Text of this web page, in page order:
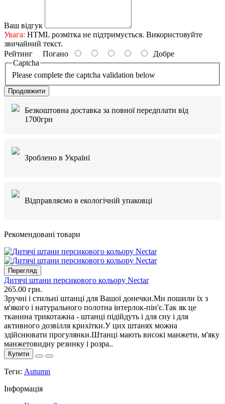
Ваш відгук
Увага: HTML розмітка не підтримується. Використовуйте
звичайний текст.
Рейтинг Погано
Добре
Captcha
Please complete the captcha validation below
Продовжити
Безкоштовна доставка за повної передплати від
1700грн
Зроблено в Україні
Відправляємо в екологічній упаковці
Рекомендовані товари
Перегляд
Дитячі штани персикового кольору Nectar
265.00 грн.
Зручні і стильні штанці для Вашої донечки.Ми пошили їх з
м'якого і натурального полотна інтерлок-пін'є.Так як це
тканина трикотажна - штанці підійдуть і для сну і для
активного дозвілля крихітки.У цих штанях можна
здійснювати прогулянки.Штанці мають високі манжети, м'яку
манжетовидну резинку і розра..
Купити
Теги: Autumn
Інформація